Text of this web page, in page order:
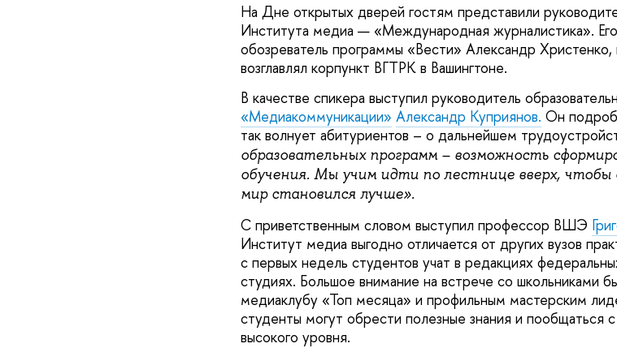
На Дне открытых дверей гостям представили
Института медиа — «Международная журналистика».
обозреватель программы «Вести» Александр Христенко,
возглавлял корпункт ВГТРК в Вашингтоне.
В качестве спикера выступил руководитель
«Медиакоммуникации» Александр Куприянов. Он
так волнует абитуриентов – о дальнейшем
образовательных программ – возможность
обучения. Мы учим идти по лестнице вверх,
мир становился лучше».
С приветственным словом выступил профессор ВШЭ
Институт медиа выгодно отличается от других вузов
с первых недель студентов учат в редакциях
студиях. Большое внимание на встрече со школьниками
медиаклубу «Топ месяца» и профильным мастерским
студенты могут обрести полезные знания и пообщаться
высокого уровня.